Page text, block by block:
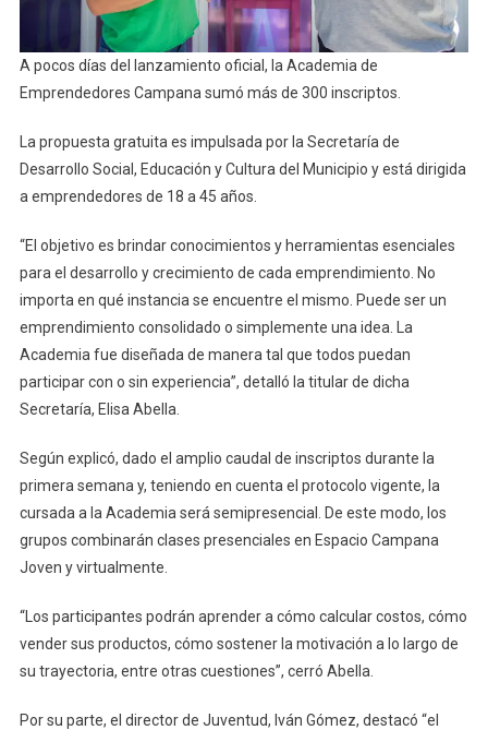
A pocos días del lanzamiento oficial, la Academia de
Emprendedores Campana sumó más de 300 inscriptos.
La propuesta gratuita es impulsada por la Secretaría de
Desarrollo Social, Educación y Cultura del Municipio y está dirigida
a emprendedores de 18 a 45 años.
“El objetivo es brindar conocimientos y herramientas esenciales
para el desarrollo y crecimiento de cada emprendimiento. No
importa en qué instancia se encuentre el mismo. Puede ser un
emprendimiento consolidado o simplemente una idea. La
Academia fue diseñada de manera tal que todos puedan
participar con o sin experiencia”, detalló la titular de dicha
Secretaría, Elisa Abella.
Según explicó, dado el amplio caudal de inscriptos durante la
primera semana y, teniendo en cuenta el protocolo vigente, la
cursada a la Academia será semipresencial. De este modo, los
grupos combinarán clases presenciales en Espacio Campana
Joven y virtualmente.
“Los participantes podrán aprender a cómo calcular costos, cómo
vender sus productos, cómo sostener la motivación a lo largo de
su trayectoria, entre otras cuestiones”, cerró Abella.
Por su parte, el director de Juventud, Iván Gómez, destacó “el